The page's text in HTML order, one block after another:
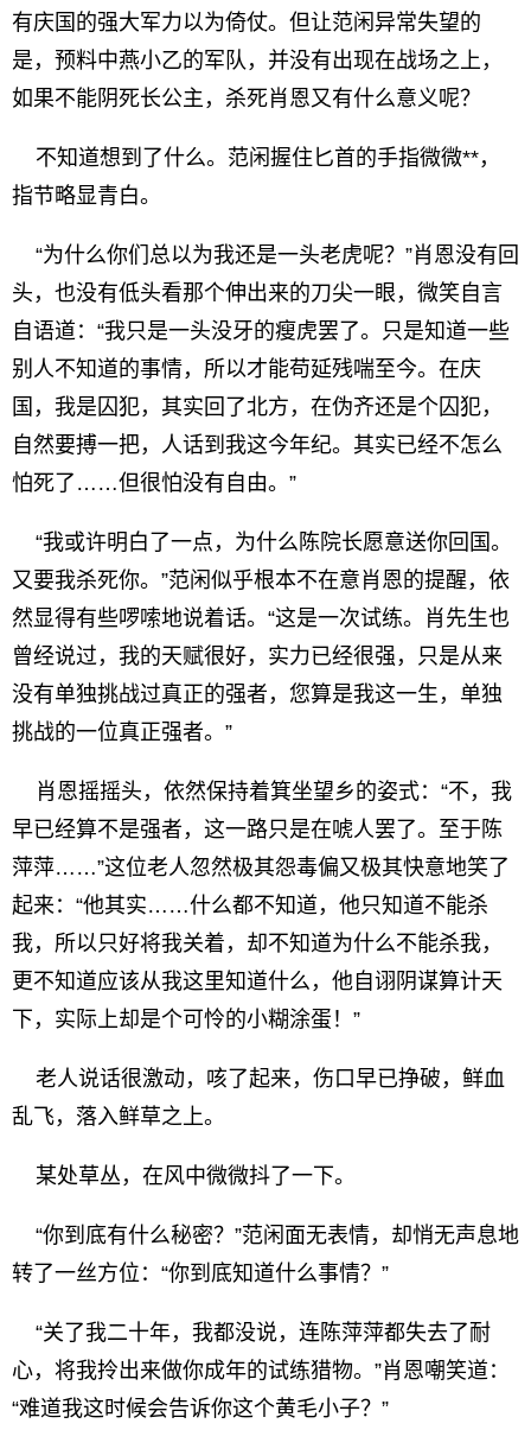
有庆国的强大军力以为倚仗。但让范闲异常失望的
是，预料中燕小乙的军队，并没有出现在战场之上，
如果不能阴死长公主，杀死肖恩又有什么意义呢？
不知道想到了什么。范闲握住匕首的手指微微**，
指节略显青白。
“为什么你们总以为我还是一头老虎呢？”肖恩没有回
头，也没有低头看那个伸出来的刀尖一眼，微笑自言
自语道：“我只是一头没牙的瘦虎罢了。只是知道一些
别人不知道的事情，所以才能苟延残喘至今。在庆
国，我是囚犯，其实回了北方，在伪齐还是个囚犯，
自然要搏一把，人话到我这今年纪。其实已经不怎么
怕死了……但很怕没有自由。”
“我或许明白了一点，为什么陈院长愿意送你回国。
又要我杀死你。”范闲似乎根本不在意肖恩的提醒，依
然显得有些啰嗦地说着话。“这是一次试练。肖先生也
曾经说过，我的天赋很好，实力已经很强，只是从来
没有单独挑战过真正的强者，您算是我这一生，单独
挑战的一位真正强者。”
肖恩摇摇头，依然保持着箕坐望乡的姿式：“不，我
早已经算不是强者，这一路只是在唬人罢了。至于陈
萍萍……”这位老人忽然极其怨毒偏又极其快意地笑了
起来：“他其实……什么都不知道，他只知道不能杀
我，所以只好将我关着，却不知道为什么不能杀我，
更不知道应该从我这里知道什么，他自诩阴谋算计天
下，实际上却是个可怜的小糊涂蛋！”
老人说话很激动，咳了起来，伤口早已挣破，鲜血
乱飞，落入鲜草之上。
某处草丛，在风中微微抖了一下。
“你到底有什么秘密？”范闲面无表情，却悄无声息地
转了一丝方位：“你到底知道什么事情？”
“关了我二十年，我都没说，连陈萍萍都失去了耐
心，将我拎出来做你成年的试练猎物。”肖恩嘲笑道：
“难道我这时候会告诉你这个黄毛小子？”